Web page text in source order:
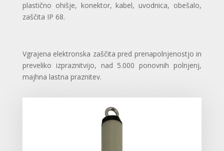
plastično ohišje, konektor, kabel, uvodnica, obešalo,
zaščita IP 68.
Vgrajena elektronska zaščita pred prenapolnjenostjo in
preveliko izpraznitvijo, nad 5.000 ponovnih polnjenj,
majhna lastna praznitev.